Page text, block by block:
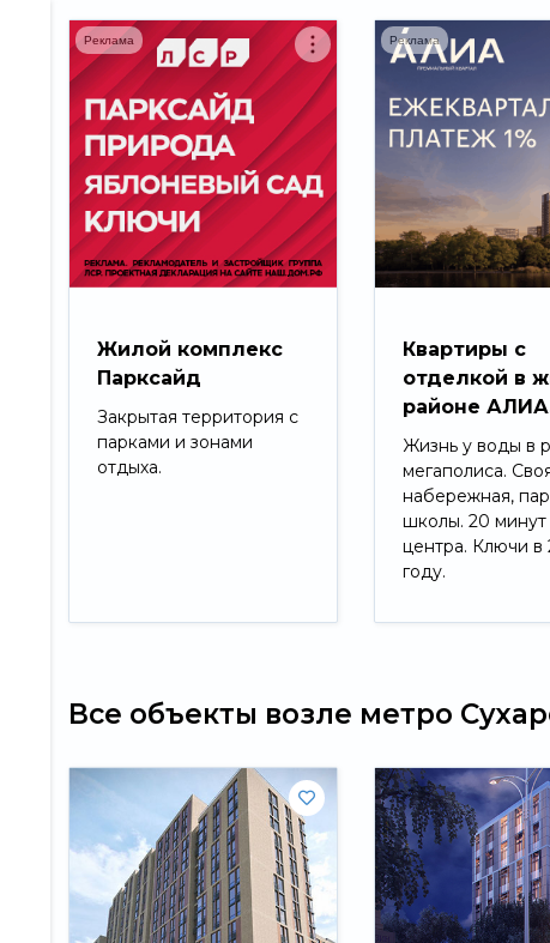
Жилой комплекс
Парксайд
Закрытая территория с
парками и зонами
отдыха.
Реклама
Квартиры с
отделкой в
районе
Жизнь у воды в
мегаполиса.
набережная,
школы. 20
центра. Ключи в
году.
Реклама
Все объекты возле метро